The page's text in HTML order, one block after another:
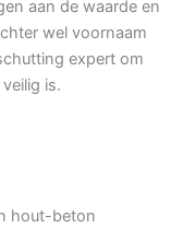
aan de waarde en
wel voornaam
expert om
is.
hout-beton